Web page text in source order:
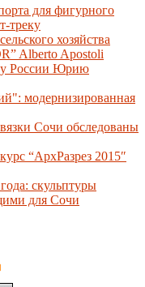
для фигурного
треку
хозяйства
Alberto Apostoli
России Юрию
модернизированная
Сочи обследованы
“АрхРазрез 2015″
скульптуры
для Сочи